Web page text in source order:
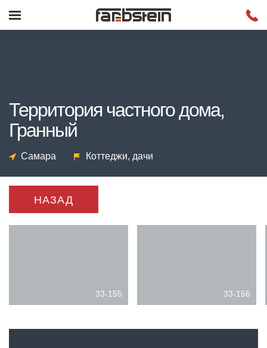
Территория частного дома,
Гранный
Самара Коттеджи, дачи
НАЗАД
33-155 33-156